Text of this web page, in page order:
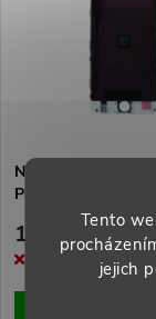
Tento
jejich
Náhradní displej
Plus bílý OEM
1 119 Kč
Momentálně